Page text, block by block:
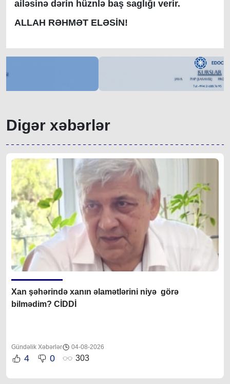
ailəsinə dərin hüznlə baş saglığı verir.
ALLAH RƏHMƏT ELƏSİN!
Digər xəbərlər
Xan şəhərində xanın əlamətlərini niyə görə
bilmədim? CİDDİ
Gündəlik Xəbərlər 04-08-2026
4 0 303